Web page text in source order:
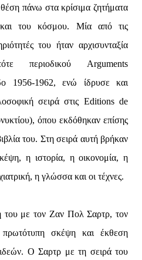
θέση πάνω στα κρίσιμα ζητήματα
του κόσμου. Μία από τις
του ήταν αρχισυνταξία
περιοδικού Arguments
1956-1962, ενώ ίδρυσε και
σειρά στις Εditions de
όπου εκδόθηκαν επίσης
του. Στη σειρά αυτή βρήκαν
η ιστορία, η οικονομία, η
η γλώσσα και οι τέχνες.
του με τον Ζαν Πολ Σαρτρ, τον
σκέψη και έκθεση
Ο Σαρτρ με τη σειρά του